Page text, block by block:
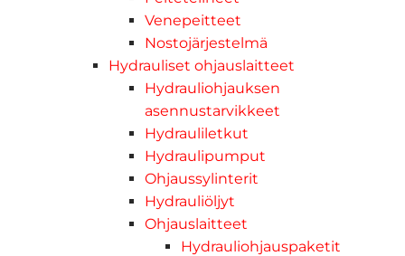
Venepeitteet
Nostojärjestelmä
Hydrauliset ohjauslaitteet
Hydrauliohjauksen
asennustarvikkeet
Hydrauliletkut
Hydraulipumput
Ohjaussylinterit
Hydrauliöljyt
Ohjauslaitteet
Hydrauliohjauspaketit